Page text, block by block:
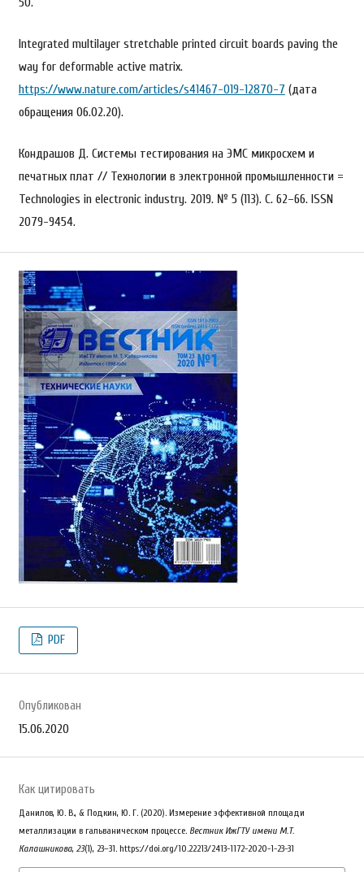
Integrated multilayer stretchable printed circuit boards paving the
way for deformable active matrix.
https://www.nature.com/articles/s41467-019-12870-7 (дата
обращения 06.02.20).
Кондрашов Д. Системы тестирования на ЭМС микросхем и
печатных плат // Технологии в электронной промышленности =
Technologies in electronic industry. 2019. № 5 (113). С. 62–66. ISSN
2079-9454.
PDF
Опубликован
15.06.2020
Как цитировать
Данилов, Ю. В., & Подкин, Ю. Г. (2020). Измерение эффективной площади
металлизации в гальваническом процессе. Вестник ИжГТУ имени М.Т.
Калашникова, 23(1), 23–31. https://doi.org/10.22213/2413-1172-2020-1-23-31